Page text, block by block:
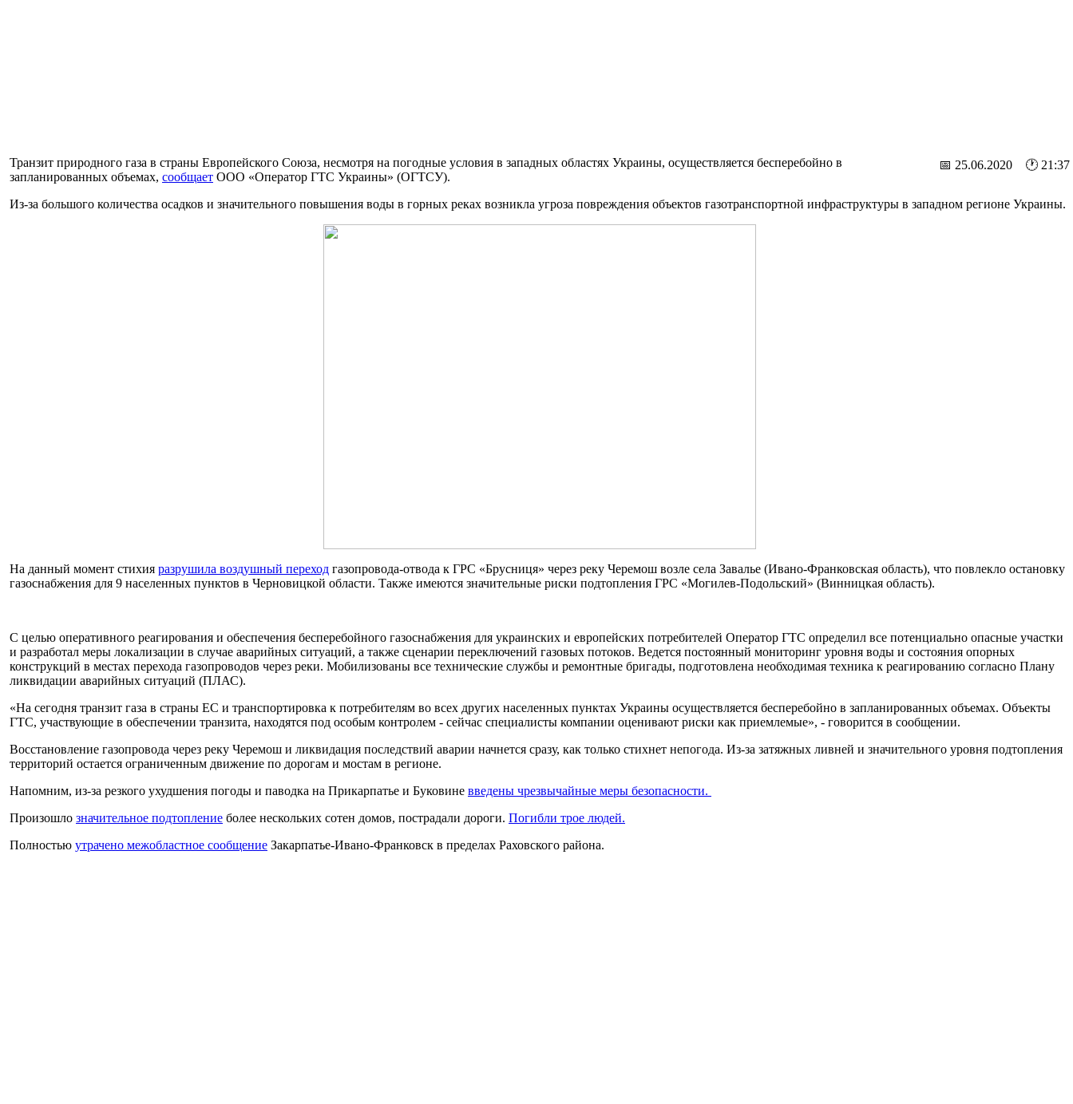
📅 25.06.2020 🕐 21:37
Транзит природного газа в страны Европейского Союза, несмотря на погодные условия в западных областях Украины, осуществляется бесперебойно в
запланированных объемах, сообщает ООО «Оператор ГТС Украины» (ОГТСУ).
Из-за большого количества осадков и значительного повышения воды в горных реках возникла угроза повреждения объектов газотранспортной инфраструктуры в западном регионе Украины.
На данный момент стихия разрушила воздушный переход газопровода-отвода к ГРС «Брусниця» через реку Черемош возле села Завалье (Ивано-Франковская область), что повлекло остановку
газоснабжения для 9 населенных пунктов в Черновицкой области. Также имеются значительные риски подтопления ГРС «Могилев-Подольский» (Винницкая область).
С целью оперативного реагирования и обеспечения бесперебойного газоснабжения для украинских и европейских потребителей Оператор ГТС определил все потенциально опасные участки
и разработал меры локализации в случае аварийных ситуаций, а также сценарии переключений газовых потоков. Ведется постоянный мониторинг уровня воды и состояния опорных
конструкций в местах перехода газопроводов через реки. Мобилизованы все технические службы и ремонтные бригады, подготовлена ​​необходимая техника к реагированию согласно Плану
ликвидации аварийных ситуаций (ПЛАС).
«На сегодня транзит газа в страны ЕС и транспортировка к потребителям во всех других населенных пунктах Украины осуществляется бесперебойно в запланированных объемах. Объекты
ГТС, участвующие в обеспечении транзита, находятся под особым контролем - сейчас специалисты компании оценивают риски как приемлемые», - говорится в сообщении.
Восстановление газопровода через реку Черемош и ликвидация последствий аварии начнется сразу, как только стихнет непогода. Из-за затяжных ливней и значительного уровня подтопления
территорий остается ограниченным движение по дорогам и мостам в регионе.
Напомним, из-за резкого ухудшения погоды и паводка на Прикарпатье и Буковине введены чрезвычайные меры безопасности.
Произошло значительное подтопление более нескольких сотен домов, пострадали дороги. Погибли трое людей.
Полностью утрачено межобластное сообщение Закарпатье-Ивано-Франковск в пределах Раховского района.